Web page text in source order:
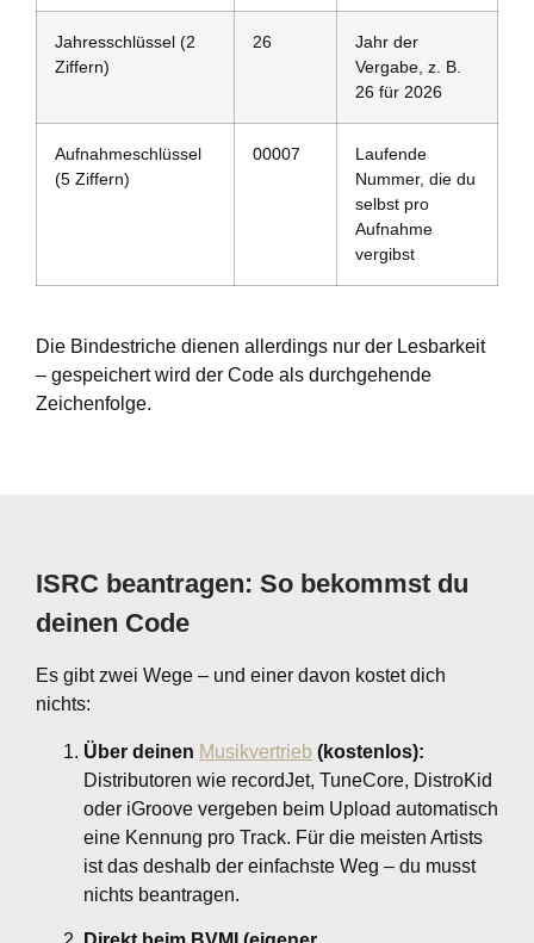
Jahresschlüssel (2
Ziffern)
26
Jahr der
Vergabe, z. B.
26 für 2026
Aufnahmeschlüssel
(5 Ziffern)
00007
Laufende
Nummer, die du
selbst pro
Aufnahme
vergibst
Die Bindestriche dienen allerdings nur der Lesbarkeit
– gespeichert wird der Code als durchgehende
Zeichenfolge.
ISRC beantragen: So bekommst du
deinen Code
Es gibt zwei Wege – und einer davon kostet dich
nichts:
Über deinen Musikvertrieb (kostenlos):
Distributoren wie recordJet, TuneCore, DistroKid
oder iGroove vergeben beim Upload automatisch
eine Kennung pro Track. Für die meisten Artists
ist das deshalb der einfachste Weg – du musst
nichts beantragen.